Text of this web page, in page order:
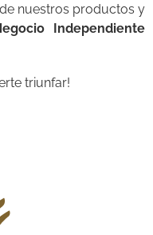
nuestros productos y
Independiente
triunfar!